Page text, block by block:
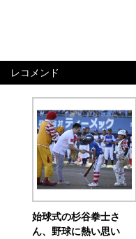
レコメンド
始球式の杉谷拳士さ
ん、野球に熱い思い